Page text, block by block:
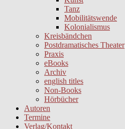
Tanz
Mobilitätswende
Kolonialismus
Kreisbändchen
Postdramatisches Theater
Praxis
eBooks
Archiv
english titles
Non-Books
Hörbücher
Autoren
Termine
Verlag/Kontakt